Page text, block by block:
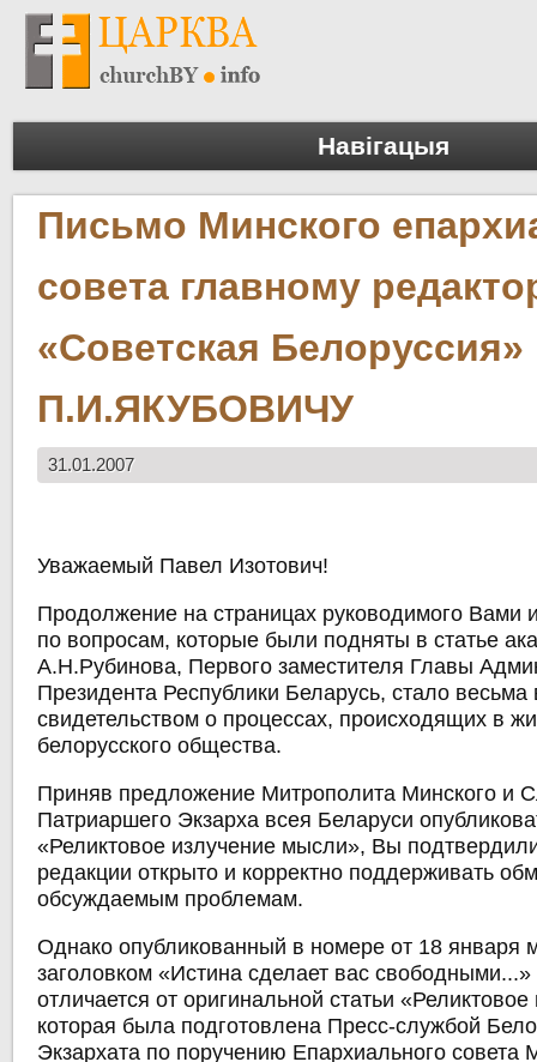
Навігацыя
Письмо Минского
совета главному
«Советская Белоруссия»
П.И.ЯКУБОВИЧУ
31.01.2007
Уважаемый Павел Изотович!
Продолжение на страницах руководимого Вами
по вопросам, которые были подняты в статье
А.Н.Рубинова, Первого заместителя Главы
Президента Республики Беларусь, стало
свидетельством о процессах, происходящих в
белорусского общества.
Приняв предложение Митрополита Минского и
Патриаршего Экзарха всея Беларуси
«Реликтовое излучение мысли», Вы
редакции открыто и корректно поддерживать
обсуждаемым проблемам.
Однако опубликованный в номере от 18 января
заголовком «Истина сделает вас
отличается от оригинальной статьи
которая была подготовлена Пресс-службой
Экзархата по поручению Епархиального совета